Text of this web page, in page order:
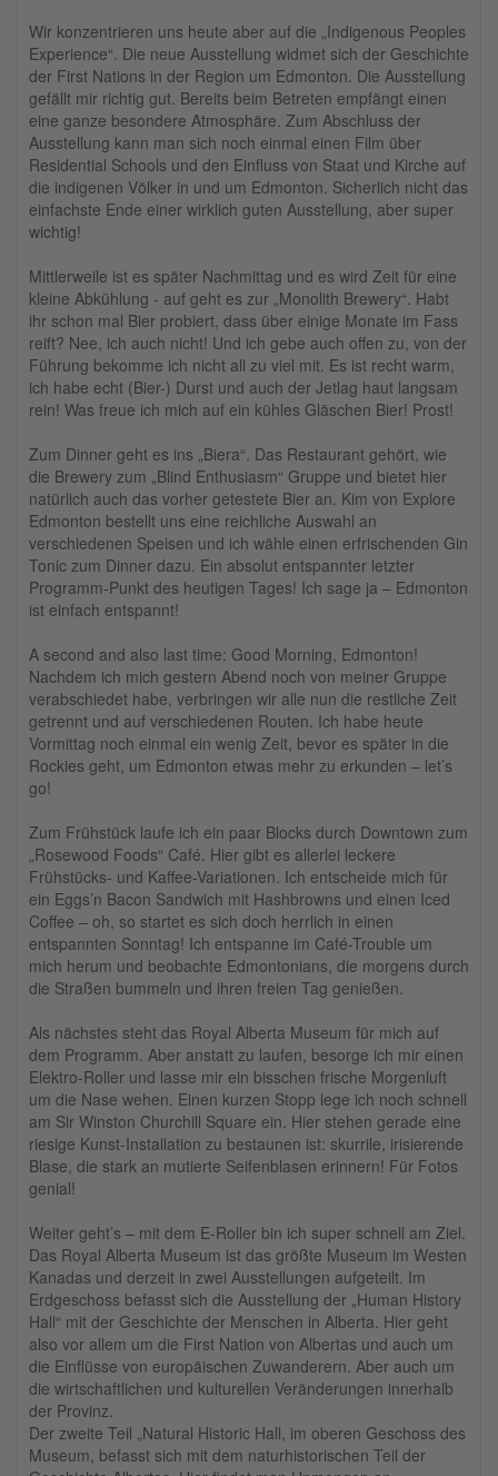
Wir konzentrieren uns heute aber auf die „Indigenous Peoples
Experience“. Die neue Ausstellung widmet sich der Geschichte
der First Nations in der Region um Edmonton. Die Ausstellung
gefällt mir richtig gut. Bereits beim Betreten empfängt einen
eine ganze besondere Atmosphäre. Zum Abschluss der
Ausstellung kann man sich noch einmal einen Film über
Residential Schools und den Einfluss von Staat und Kirche auf
die indigenen Völker in und um Edmonton. Sicherlich nicht das
einfachste Ende einer wirklich guten Ausstellung, aber super
wichtig!
Mittlerweile ist es später Nachmittag und es wird Zeit für eine
kleine Abkühlung - auf geht es zur „Monolith Brewery“. Habt
ihr schon mal Bier probiert, dass über einige Monate im Fass
reift? Nee, ich auch nicht! Und ich gebe auch offen zu, von der
Führung bekomme ich nicht all zu viel mit. Es ist recht warm,
ich habe echt (Bier-) Durst und auch der Jetlag haut langsam
rein! Was freue ich mich auf ein kühles Gläschen Bier! Prost!
Zum Dinner geht es ins „Biera“. Das Restaurant gehört, wie
die Brewery zum „Blind Enthusiasm“ Gruppe und bietet hier
natürlich auch das vorher getestete Bier an. Kim von Explore
Edmonton bestellt uns eine reichliche Auswahl an
verschiedenen Speisen und ich wähle einen erfrischenden Gin
Tonic zum Dinner dazu. Ein absolut entspannter letzter
Programm-Punkt des heutigen Tages! Ich sage ja – Edmonton
ist einfach entspannt!
A second and also last time: Good Morning, Edmonton!
Nachdem ich mich gestern Abend noch von meiner Gruppe
verabschiedet habe, verbringen wir alle nun die restliche Zeit
getrennt und auf verschiedenen Routen. Ich habe heute
Vormittag noch einmal ein wenig Zeit, bevor es später in die
Rockies geht, um Edmonton etwas mehr zu erkunden – let’s
go!
Zum Frühstück laufe ich ein paar Blocks durch Downtown zum
„Rosewood Foods“ Café. Hier gibt es allerlei leckere
Frühstücks- und Kaffee-Variationen. Ich entscheide mich für
ein Eggs’n Bacon Sandwich mit Hashbrowns und einen Iced
Coffee – oh, so startet es sich doch herrlich in einen
entspannten Sonntag! Ich entspanne im Café-Trouble um
mich herum und beobachte Edmontonians, die morgens durch
die Straßen bummeln und ihren freien Tag genießen.
Als nächstes steht das Royal Alberta Museum für mich auf
dem Programm. Aber anstatt zu laufen, besorge ich mir einen
Elektro-Roller und lasse mir ein bisschen frische Morgenluft
um die Nase wehen. Einen kurzen Stopp lege ich noch schnell
am Sir Winston Churchill Square ein. Hier stehen gerade eine
riesige Kunst-Installation zu bestaunen ist: skurrile, irisierende
Blase, die stark an mutierte Seifenblasen erinnern! Für Fotos
genial!
Weiter geht’s – mit dem E-Roller bin ich super schnell am Ziel.
Das Royal Alberta Museum ist das größte Museum im Westen
Kanadas und derzeit in zwei Ausstellungen aufgeteilt. Im
Erdgeschoss befasst sich die Ausstellung der „Human History
Hall“ mit der Geschichte der Menschen in Alberta. Hier geht
also vor allem um die First Nation von Albertas und auch um
die Einflüsse von europäischen Zuwanderern. Aber auch um
die wirtschaftlichen und kulturellen Veränderungen innerhalb
der Provinz.
Der zweite Teil „Natural Historic Hall, im oberen Geschoss des
Museum, befasst sich mit dem naturhistorischen Teil der